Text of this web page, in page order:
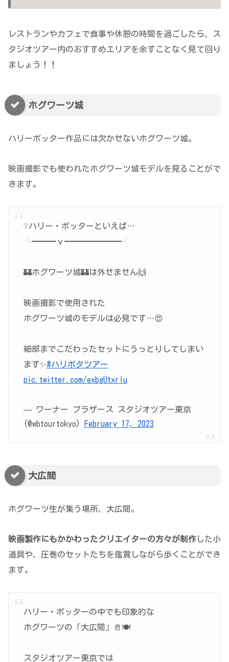
レストランやカフェで食事や休憩の時間を過ごしたら、ス
タジオツアー内のおすすめエリアを余すことなく見て回り
ましょう！！
ホグワーツ城
ハリーポッター作品には欠かせないホグワーツ城。
映画撮影でも使われたホグワーツ城モデルを見ることがで
きます。
❔ハリー・ポッターといえば…
╰━━━ｖ━━━━━━━╯
🏰ホグワーツ城🏰は外せません🙌
映画撮影で使用された
ホグワーツ城のモデルは必見です…😍
細部までこだわったセットにうっとりしてしまい
ます✨#ハリポタツアー
pic.twitter.com/exbgUtxrIu
— ワーナー ブラザース スタジオツアー東京​
(@wbtourtokyo)
February 17, 2023
大広間
ホグワーツ生が集う場所、大広間。
映画製作にもかかわったクリエイターの方々が制作した小
道具や、圧巻のセットたちを鑑賞しながら歩くことができ
ます。
ハリー・ポッターの中でも印象的な
ホグワーツの「大広間」🚪🍽️
スタジオツアー東京では